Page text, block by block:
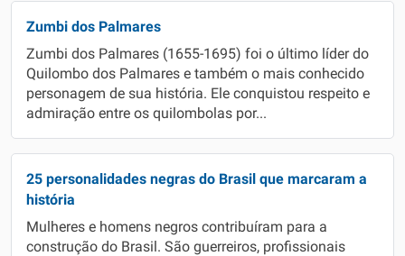
Zumbi dos Palmares
Zumbi dos Palmares (1655-1695) foi o último líder do
Quilombo dos Palmares e também o mais conhecido
personagem de sua história. Ele conquistou respeito e
admiração entre os quilombolas por...
25 personalidades negras do Brasil que marcaram a
história
Mulheres e homens negros contribuíram para a
construção do Brasil. São guerreiros, profissionais